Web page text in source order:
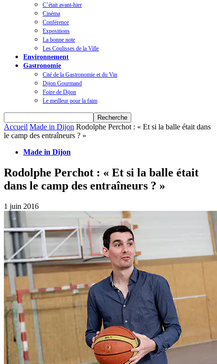
C’était avant-hier
Cinéma
Conférence
Expositions
La bonne note
Les Coulisses de la Ville
Environnement
Gastronomie
Cité de la Gastronomie et du Vin
Dijon Gourmand
Foire de Dijon
Le meilleur pour la faim
Accueil Made in Dijon Rodolphe Perchot : « Et si la balle était dans
le camp des entraîneurs ? »
Made in Dijon
Rodolphe Perchot : « Et si la balle était
dans le camp des entraîneurs ? »
1 juin 2016